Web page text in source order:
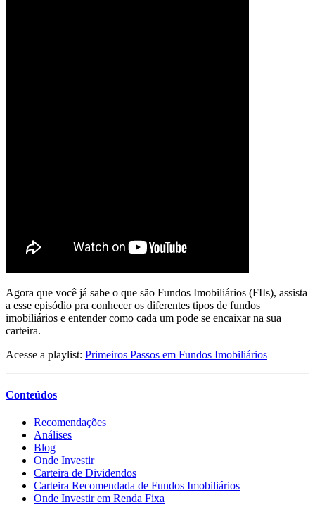
Agora que você já sabe o que são Fundos Imobiliários (FIIs), assista
a esse episódio pra conhecer os diferentes tipos de fundos
imobiliários e entender como cada um pode se encaixar na sua
carteira.
Acesse a playlist: Primeiros Passos em Fundos Imobiliários
Conteúdos
Recomendações
Análises
Blog
Onde Investir
Carteira de Dividendos
Carteira Recomendada de Fundos Imobiliários
Onde Investir em Renda Fixa